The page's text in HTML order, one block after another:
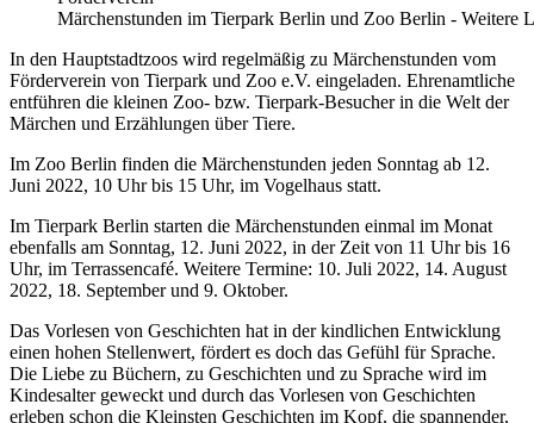
Märchenstunden im Tierpark Berlin und Zoo Berlin - Weitere
In den Hauptstadtzoos wird regelmäßig zu Märchenstunden vom
Förderverein von Tierpark und Zoo e.V. eingeladen. Ehrenamtliche
entführen die kleinen Zoo- bzw. Tierpark-Besucher in die Welt der
Märchen und Erzählungen über Tiere.
Im Zoo Berlin finden die Märchenstunden jeden Sonntag ab 12.
Juni 2022, 10 Uhr bis 15 Uhr, im Vogelhaus statt.
Im Tierpark Berlin starten die Märchenstunden einmal im Monat
ebenfalls am Sonntag, 12. Juni 2022, in der Zeit von 11 Uhr bis 16
Uhr, im Terrassencafé. Weitere Termine: 10. Juli 2022, 14. August
2022, 18. September und 9. Oktober.
Das Vorlesen von Geschichten hat in der kindlichen Entwicklung
einen hohen Stellenwert, fördert es doch das Gefühl für Sprache.
Die Liebe zu Büchern, zu Geschichten und zu Sprache wird im
Kindesalter geweckt und durch das Vorlesen von Geschichten
erleben schon die Kleinsten Geschichten im Kopf, die spannender,